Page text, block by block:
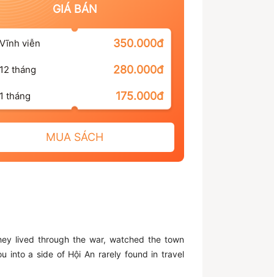
GIÁ BÁN
Vĩnh viễn 350.000đ
12 tháng 280.000đ
1 tháng 175.000đ
MUA SÁCH
lived through the war, watched the town
into a side of Hội An rarely found in travel